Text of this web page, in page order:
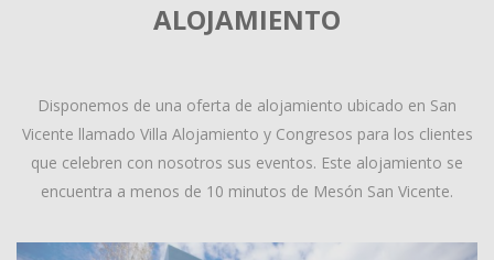
ALOJAMIENTO
Disponemos de una oferta de alojamiento ubicado en San
Vicente llamado Villa Alojamiento y Congresos para los clientes
que celebren con nosotros sus eventos. Este alojamiento se
encuentra a menos de 10 minutos de Mesón San Vicente.